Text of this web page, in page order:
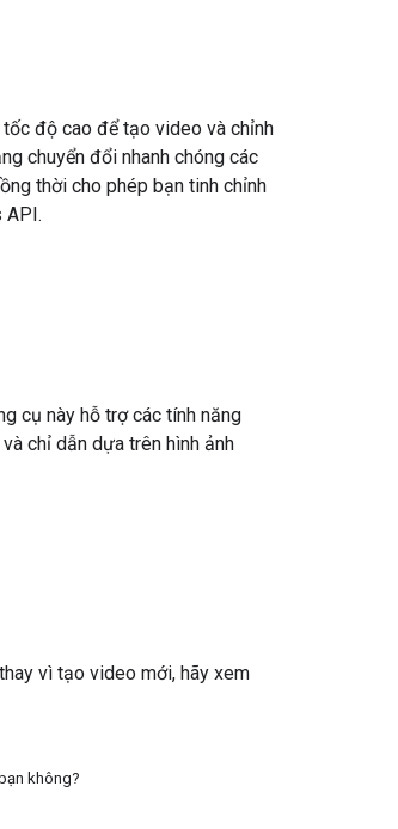
độ cao để tạo video và chỉnh
chuyển đổi nhanh chóng các
thời cho phép bạn tinh chỉnh
API.
cụ này hỗ trợ các tính năng
chỉ dẫn dựa trên hình ảnh
vì tạo video mới, hãy xem
không?